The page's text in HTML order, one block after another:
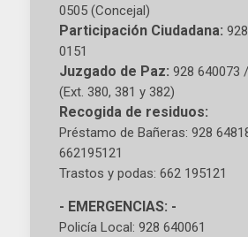
0505 (Concejal)
Participación Ciudadana:
0151
Juzgado de Paz: 928 640073
(Ext. 380, 381 y 382)
Recogida de residuos:
Préstamo de Bañeras: 928
662195121
Trastos y podas: 662 195121
- EMERGENCIAS: -
Policía Local: 928 640061